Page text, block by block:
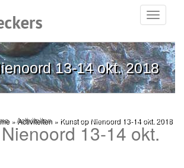
Toggle
13-14 okt. 2018
»Activiteiten» Kunst op Nienoord 13-14 okt. 2018
13-14 okt.